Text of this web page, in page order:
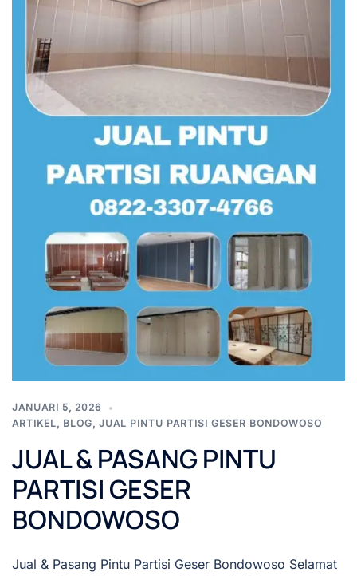
JANUARI 5, 2026
ARTIKEL, BLOG, JUAL PINTU PARTISI GESER BONDOWOSO
JUAL & PASANG PINTU
PARTISI GESER
BONDOWOSO
Jual & Pasang Pintu Partisi Geser Bondowoso Selamat